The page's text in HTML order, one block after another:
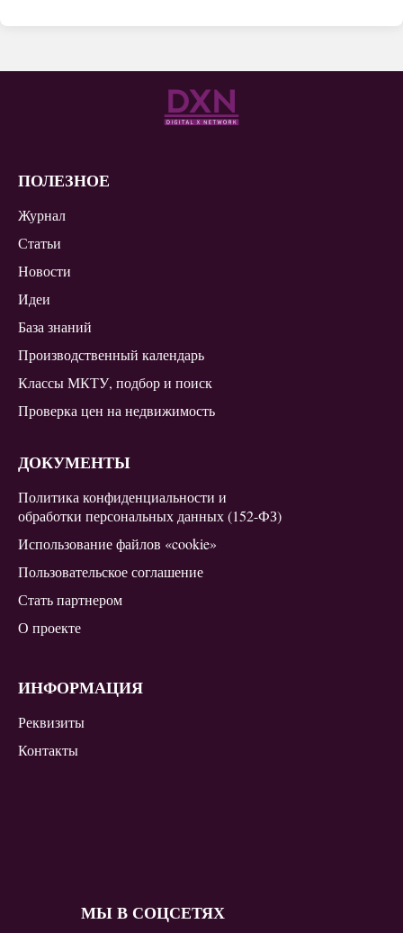
ПОЛЕЗНОЕ
Журнал
Статьи
Новости
Идеи
База знаний
Производственный календарь
Классы МКТУ, подбор и поиск
Проверка цен на недвижимость
ДОКУМЕНТЫ
Политика конфиденциальности и
обработки персональных данных (152-ФЗ)
Использование файлов «cookie»
Пользовательское соглашение
Стать партнером
О проекте
ИНФОРМАЦИЯ
Реквизиты
Контакты
МЫ В СОЦСЕТЯХ